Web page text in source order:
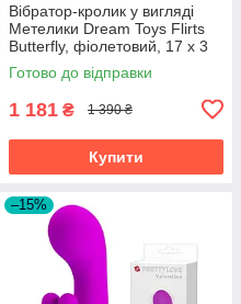
Вібратор-кролик у вигляді
Метелики Dream Toys Flirts
Butterfly, фіолетовий, 17 х 3
см
Готово до відправки
1 181 ₴ 1 390 ₴
Купити
–15%